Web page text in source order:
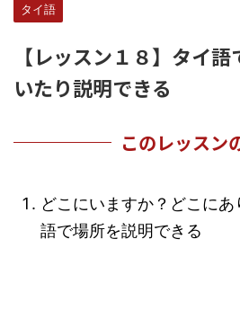
タイ語
【レッスン１８】タイ
いたり説明できる
このレッスン
どこにいますか？どこに
語で場所を説明できる